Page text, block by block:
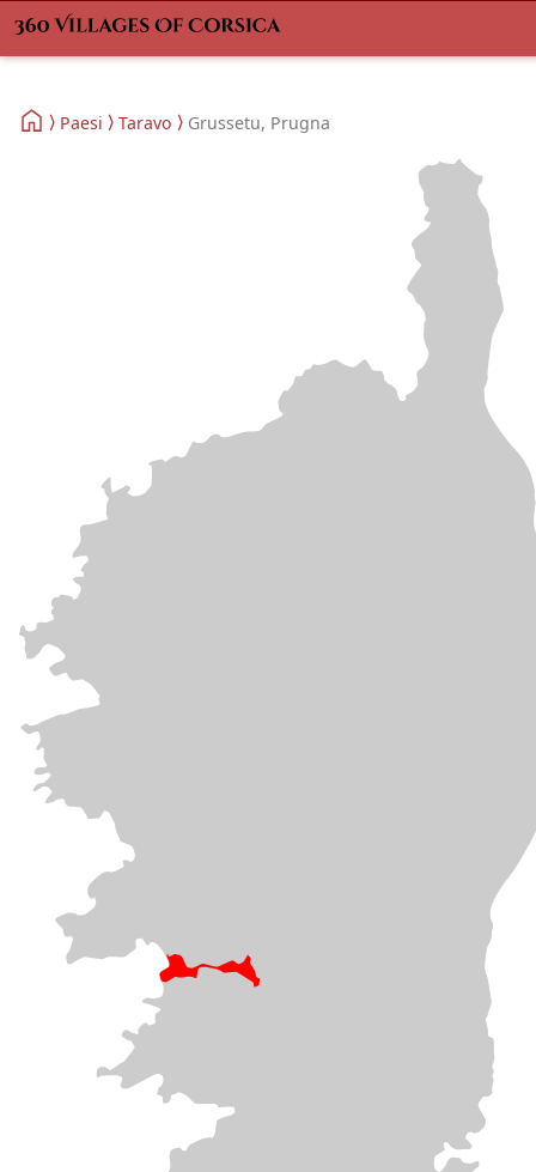
Paesi Taravo Grussetu, Prugna